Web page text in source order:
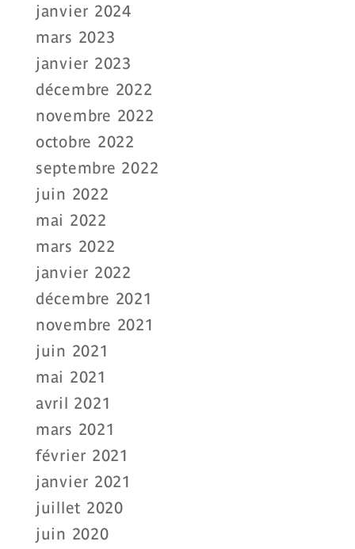
janvier 2024
mars 2023
janvier 2023
décembre 2022
novembre 2022
octobre 2022
septembre 2022
juin 2022
mai 2022
mars 2022
janvier 2022
décembre 2021
novembre 2021
juin 2021
mai 2021
avril 2021
mars 2021
février 2021
janvier 2021
juillet 2020
juin 2020